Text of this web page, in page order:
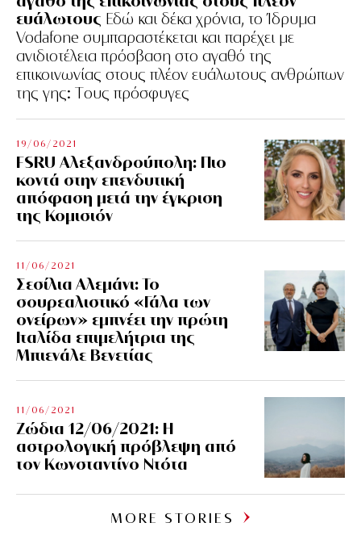
ευάλωτους Εδώ και δέκα χρόνια, το Ίδρυμα
Vodafone συμπαραστέκεται και παρέχει με
ανιδιοτέλεια πρόσβαση στο αγαθό της
επικοινωνίας στους πλέον ευάλωτους ανθρώπων
της γης: Tους πρόσφυγες
19/06/2021
FSRU Αλεξανδρούπολη: Πιο
κοντά στην επενδυτική
απόφαση μετά την έγκριση
της Κομισιόν
11/06/2021
Σεσίλια Αλεμάνι: Το
σουρεαλιστικό «Γάλα των
ονείρων» εμπνέει την πρώτη
Ιταλίδα επιμελήτρια της
Μπιενάλε Βενετίας
11/06/2021
Ζώδια 12/06/2021: Η
αστρολογική πρόβλεψη από
τον Κωνσταντίνο Ντότα
MORE STORIES